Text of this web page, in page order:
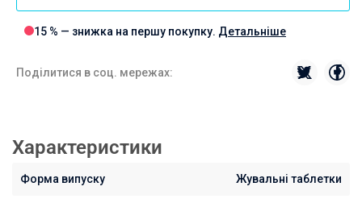
15 % — знижка на першу покупку. Детальніше
Поділитися в соц. мережах:
Характеристики
Форма випуску Жувальні таблетки